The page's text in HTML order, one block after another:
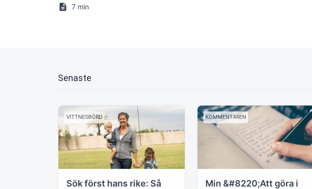
7 min
Senaste
VITTNESBÖRD
Sök först hans rike: Så
KOMMENTAREN
Min &#8220;Att göra i